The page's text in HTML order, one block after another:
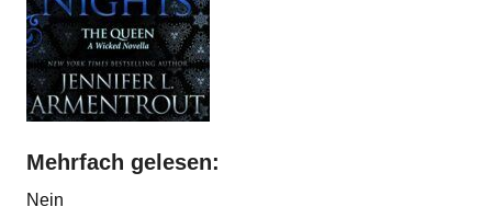
Mehrfach gelesen:
Nein